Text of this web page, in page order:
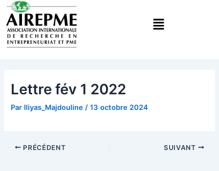
Aller
contenu
Menu
Lettre fév 1 2022
Par Iliyas_Majdouline/13 octobre 2024
Navigation
des
articles
PRÉCÉDENT SUIVANT